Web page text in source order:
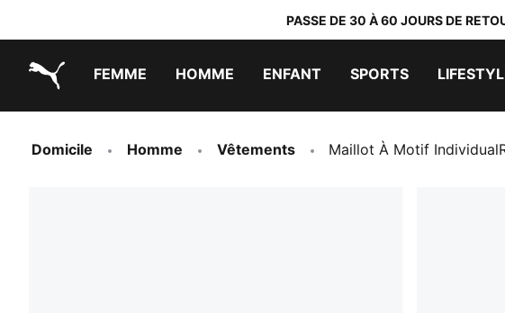
PASSE DE 30 À 60 JOURS DE
FEMME HOMME ENFANT SPORTS
Domicile Homme Vêtements Maillot À Motif